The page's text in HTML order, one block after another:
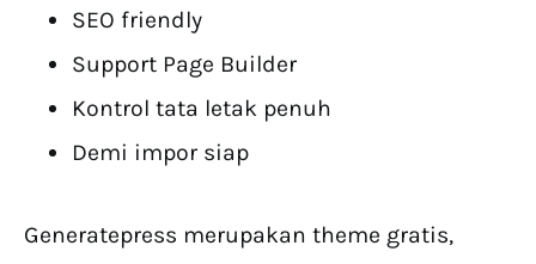
SEO friendly
Support Page Builder
Kontrol tata letak penuh
Demi impor siap
Generatepress merupakan theme gratis,